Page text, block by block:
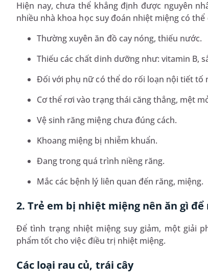
Hiện nay, chưa thể khẳng định được nguyên
nhiều nhà khoa học suy đoán nhiệt miệng có
Thường xuyên ăn đồ cay nóng, thiếu nước.
Thiếu các chất dinh dưỡng như: vitamin B,
Đối với phụ nữ có thể do rối loạn nội tiết tố
Cơ thể rơi vào trạng thái căng thẳng, mệt
Vệ sinh răng miệng chưa đúng cách.
Khoang miệng bị nhiễm khuẩn.
Đang trong quá trình niềng răng.
Mắc các bệnh lý liên quan đến răng, miệng.
2. Trẻ em bị nhiệt miệng nên ăn gì
Để tình trạng nhiệt miệng suy giảm, một giải
phẩm tốt cho việc điều trị nhiệt miệng.
Các loại rau củ, trái cây